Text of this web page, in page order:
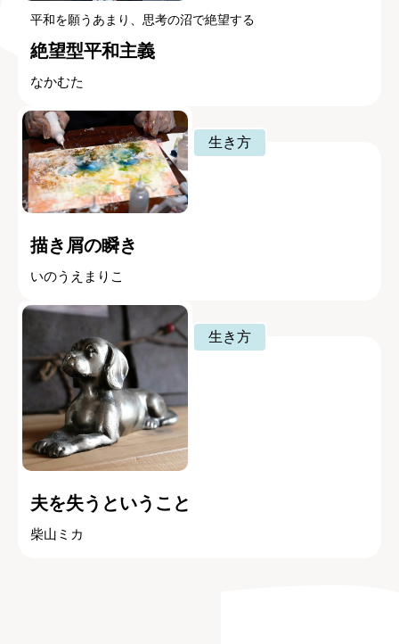
平和を願うあまり、思考の沼で絶望する
絶望型平和主義
なかむた
生き方
描き屑の瞬き
いのうえまりこ
生き方
夫を失うということ
柴山ミカ